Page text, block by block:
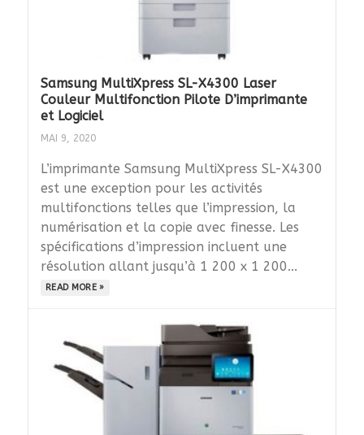
Samsung MultiXpress SL-X4300 Laser
Couleur Multifonction Pilote D’imprimante
et Logiciel
MAI 9, 2020
L’imprimante Samsung MultiXpress SL-X4300
est une exception pour les activités
multifonctions telles que l’impression, la
numérisation et la copie avec finesse. Les
spécifications d’impression incluent une
résolution allant jusqu’à 1 200 x 1 200...
READ MORE »